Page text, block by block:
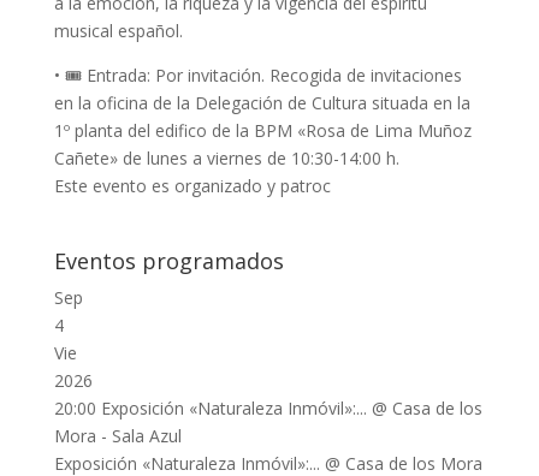
musical español.
• 🎟️ Entrada: Por invitación. Recogida de invitaciones
en la oficina de la Delegación de Cultura situada en la
1º planta del edifico de la BPM «Rosa de Lima Muñoz
Cañete» de lunes a viernes de 10:30-14:00 h.
Este evento es organizado y patroc
Eventos programados
Sep
4
Vie
2026
20:00 Exposición «Naturaleza Inmóvil»:... @ Casa de los
Mora - Sala Azul
Exposición «Naturaleza Inmóvil»:... @ Casa de los Mora